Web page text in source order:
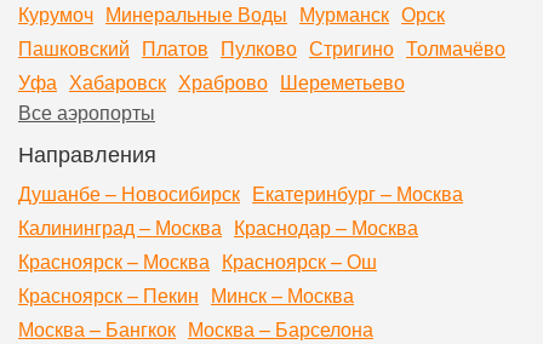
Курумоч Минеральные Воды Мурманск Орск
Пашковский Платов Пулково Стригино Толмачёво
Уфа Хабаровск Храброво Шереметьево
Все аэропорты
Направления
Душанбе – Новосибирск Екатеринбург – Москва
Калининград – Москва Краснодар – Москва
Красноярск – Москва Красноярск – Ош
Красноярск – Пекин Минск – Москва
Москва – Бангкок Москва – Барселона